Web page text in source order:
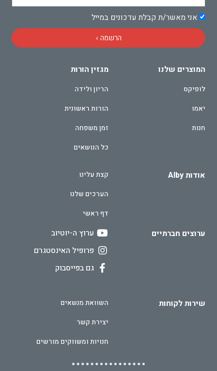
אישוראני מאשר/ת קבלת עדכונים במייל
הרשמה ›
המוצרים שלנו
לופיקס
יאמו
חנות
מגזין הורות
הריון ולידה
הורות ראשונית
זמן משפחה
כל הנושאים
אודות Alby
קצת עלינו
הערכים שלנו
דף ראשי
ערוצים חברתיים
ערוץ ה-יוטיוב
פרופיל האינסטגרם
גם בפייסבוק
שירות לקוחות
השוואת מנשאים
יצירת קשר
חנויות ומשווקים מורשים